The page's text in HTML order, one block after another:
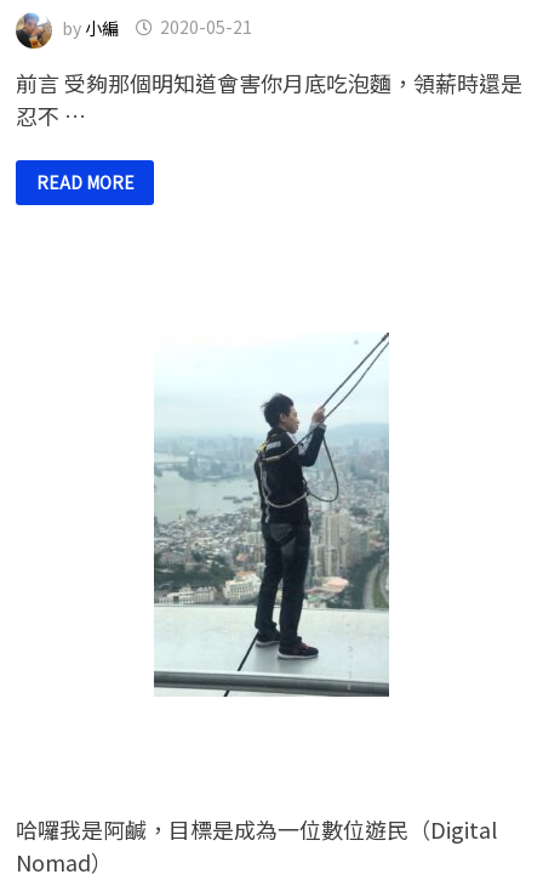
by 小編 2020-05-21
前言 受夠那個明知道會害你月底吃泡麵，領薪時還是
忍不 …
63
天
養
READ MORE
哈囉我是阿鹹，目標是成為一位數位遊民（Digital
Nomad）